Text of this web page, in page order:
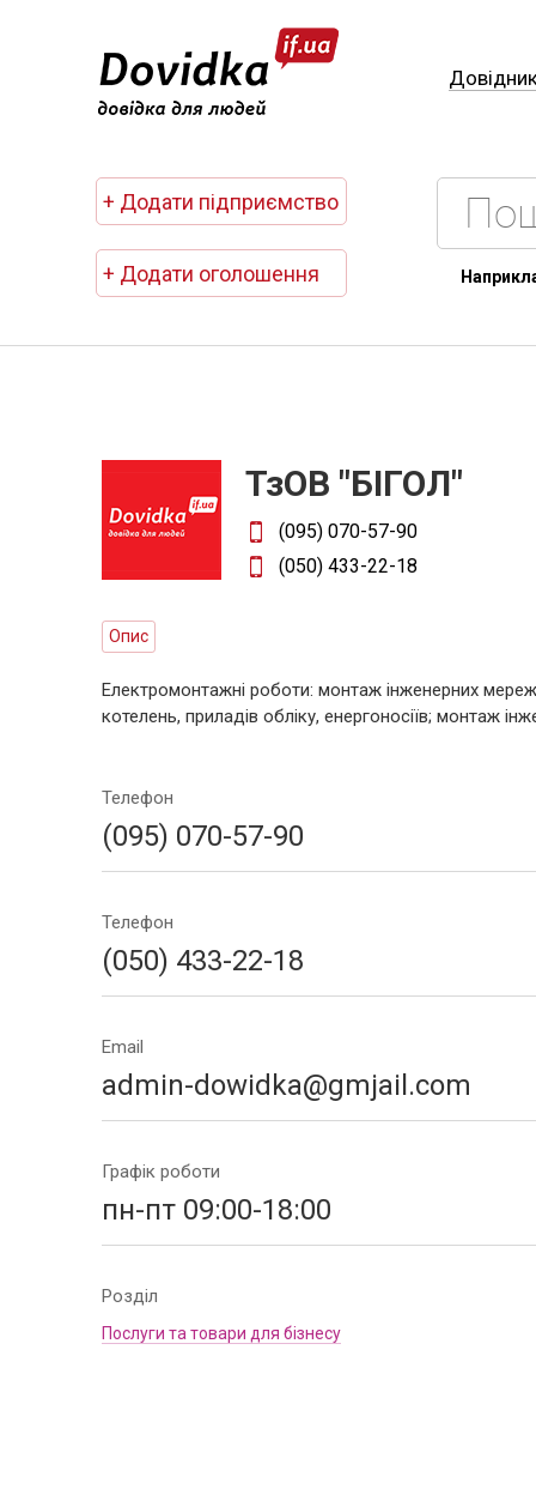
+ Додати підприємство
+ Додати оголошення
ТзОВ "БІГОЛ"
(095) 070-57-90
(050) 433-22-18
Опис
Електромонтажні роботи: монтаж інженерних
котелень, приладів обліку, енергоносіїв; монтаж
Телефон
(095) 070-57-90
Телефон
(050) 433-22-18
Email
admin-dowidka@gmjail.com
Графік роботи
пн-пт 09:00-18:00
Розділ
Послуги та товари для бізнесу